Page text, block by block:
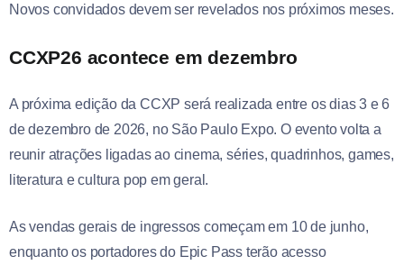
Novos convidados devem ser revelados nos próximos meses.
CCXP26 acontece em dezembro
A próxima edição da CCXP será realizada entre os dias 3 e 6
de dezembro de 2026, no São Paulo Expo. O evento volta a
reunir atrações ligadas ao cinema, séries, quadrinhos, games,
literatura e cultura pop em geral.
As vendas gerais de ingressos começam em 10 de junho,
enquanto os portadores do Epic Pass terão acesso